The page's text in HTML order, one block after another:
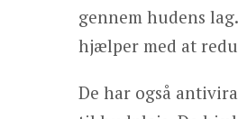
gennem hudens
hjælper med at
De har også